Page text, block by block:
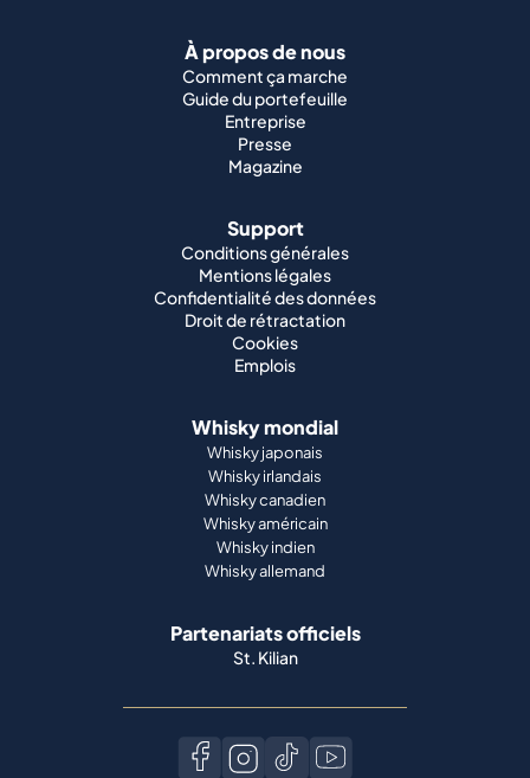
À propos de nous
Comment ça marche
Guide du portefeuille
Entreprise
Presse
Magazine
Support
Conditions générales
Mentions légales
Confidentialité des données
Droit de rétractation
Cookies
Emplois
Whisky mondial
Whisky japonais
Whisky irlandais
Whisky canadien
Whisky américain
Whisky indien
Whisky allemand
Partenariats officiels
St. Kilian